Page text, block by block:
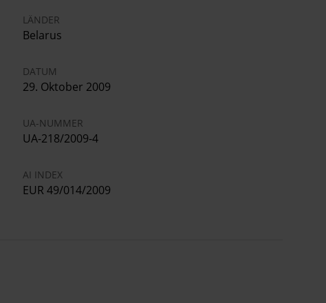
LÄNDER
Belarus
DATUM
29. Oktober 2009
UA-NUMMER
UA-218/2009-4
AI INDEX
EUR 49/014/2009